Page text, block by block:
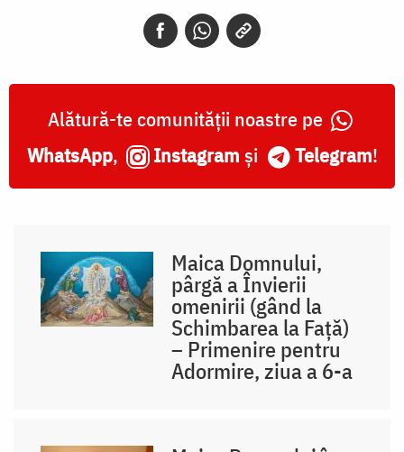
Alătură-te comunității noastre pe
WhatsApp, Instagram și Telegram!
Maica Domnului,
pârgă a Învierii
omenirii (gând la
Schimbarea la Față)
– Primenire pentru
Adormire, ziua a 6-a